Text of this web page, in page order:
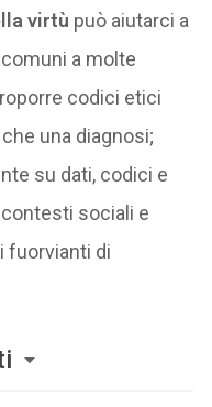
virtù può aiutarci a
a molte
codici etici
una diagnosi;
su dati, codici e
sociali e
fuorvianti di